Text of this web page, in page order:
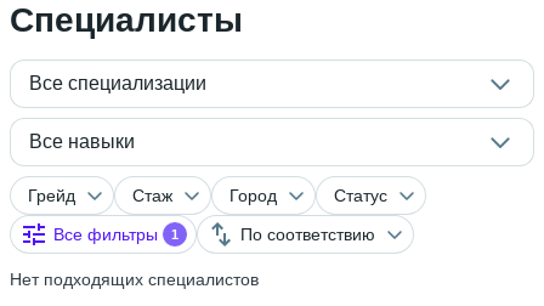
Специалисты
Все специализации
Все навыки
Грейд Стаж Город
Статус
Все фильтры
1 По соответствию
Нет подходящих специалистов